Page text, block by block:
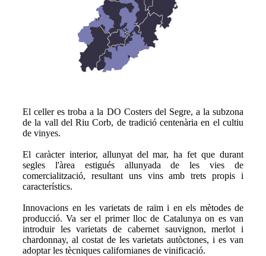
El celler es troba a la DO Costers del Segre, a la subzona
de la vall del Riu Corb, de tradició centenària en el cultiu
de vinyes.
El caràcter interior, allunyat del mar, ha fet que durant
segles l'àrea estigués allunyada de les vies de
comercialització, resultant uns vins amb trets propis i
característics.
Innovacions en les varietats de raïm i en els mètodes de
producció. Va ser el primer lloc de Catalunya on es van
introduir les varietats de cabernet sauvignon, merlot i
chardonnay, al costat de les varietats autòctones, i es van
adoptar les tècniques californianes de vinificació.